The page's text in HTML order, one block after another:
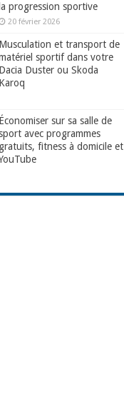
la progression sportive
20 février 2026
Musculation et transport de
sportif dans votre
Dacia Duster ou Skoda
Karoq
Économiser sur sa salle de
avec programmes
gratuits, fitness à domicile et